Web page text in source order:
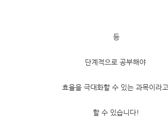
등
단계적으로 공부해야
효율을 극대화할 수 있는 과목이라고
할 수 있습니다!